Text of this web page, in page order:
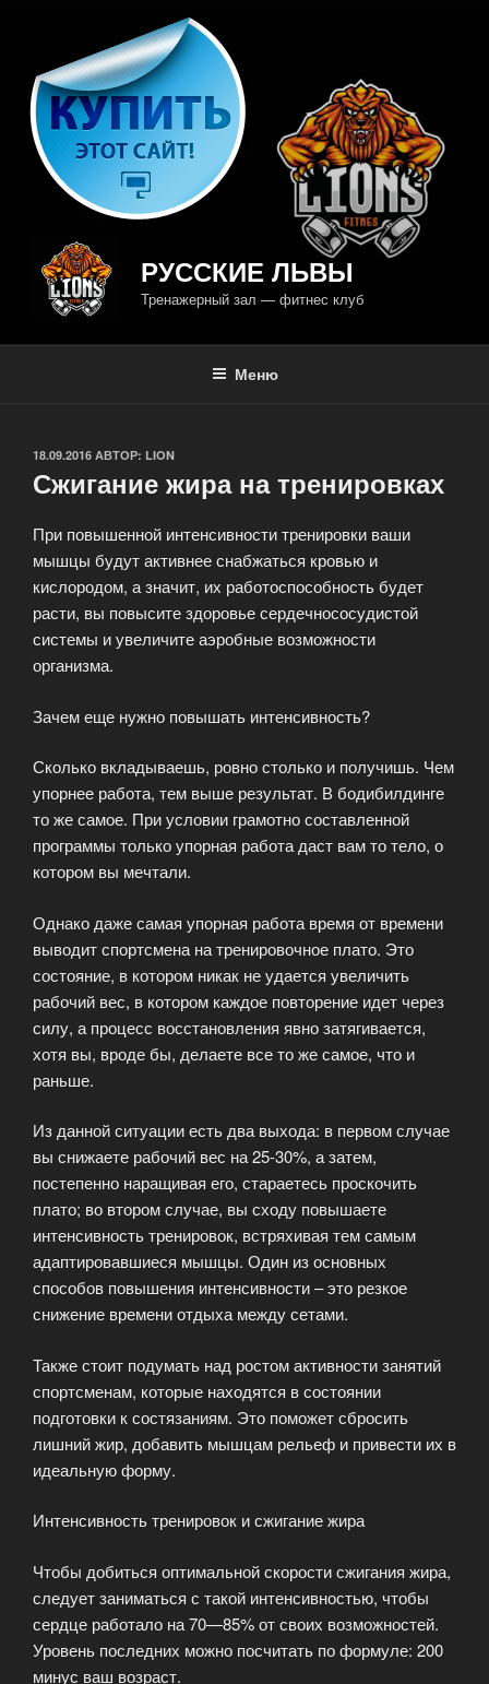
содержимому
РУССКИЕ ЛЬВЫ
Тренажерный зал — фитнес клуб
Меню
ОПУБЛИКОВАНО
18.09.2016 АВТОР: LION
Сжигание жира на тренировках
При повышенной интенсивности тренировки ваши
мышцы будут активнее снабжаться кровью и
кислородом, а значит, их работоспособность будет
расти, вы повысите здоровье сердечнососудистой
системы и увеличите аэробные возможности
организма.
Зачем еще нужно повышать интенсивность?
Сколько вкладываешь, ровно столько и получишь. Чем
упорнее работа, тем выше результат. В бодибилдинге
то же самое. При условии грамотно составленной
программы только упорная работа даст вам то тело, о
котором вы мечтали.
Однако даже самая упорная работа время от времени
выводит спортсмена на тренировочное плато. Это
состояние, в котором никак не удается увеличить
рабочий вес, в котором каждое повторение идет через
силу, а процесс восстановления явно затягивается,
хотя вы, вроде бы, делаете все то же самое, что и
раньше.
Из данной ситуации есть два выхода: в первом случае
вы снижаете рабочий вес на 25-30%, а затем,
постепенно наращивая его, стараетесь проскочить
плато; во втором случае, вы сходу повышаете
интенсивность тренировок, встряхивая тем самым
адаптировавшиеся мышцы. Один из основных
способов повышения интенсивности – это резкое
снижение времени отдыха между сетами.
Также стоит подумать над ростом активности занятий
спортсменам, которые находятся в состоянии
подготовки к состязаниям. Это поможет сбросить
лишний жир, добавить мышцам рельеф и привести их в
идеальную форму.
Интенсивность тренировок и сжигание жира
Чтобы добиться оптимальной скорости сжигания жира,
следует заниматься с такой интенсивностью, чтобы
сердце работало на 70—85% от своих возможностей.
Уровень последних можно посчитать по формуле: 200
минус ваш возраст.